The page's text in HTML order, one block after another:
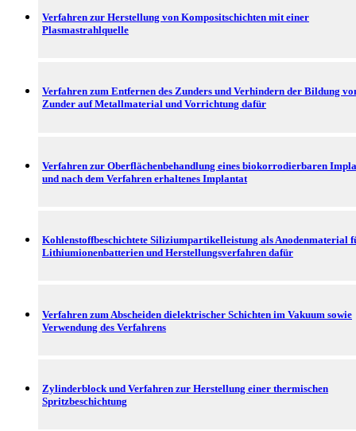
Verfahren zur Herstellung von Kompositschichten mit einer
Plasmastrahlquelle
Verfahren zum Entfernen des Zunders und Verhindern der Bildung
Zunder auf Metallmaterial und Vorrichtung dafür
Verfahren zur Oberflächenbehandlung eines biokorrodierbaren
und nach dem Verfahren erhaltenes Implantat
Kohlenstoffbeschichtete Siliziumpartikelleistung als Anodenmaterial
Lithiumionenbatterien und Herstellungsverfahren dafür
Verfahren zum Abscheiden dielektrischer Schichten im Vakuum sowie
Verwendung des Verfahrens
Zylinderblock und Verfahren zur Herstellung einer thermischen
Spritzbeschichtung